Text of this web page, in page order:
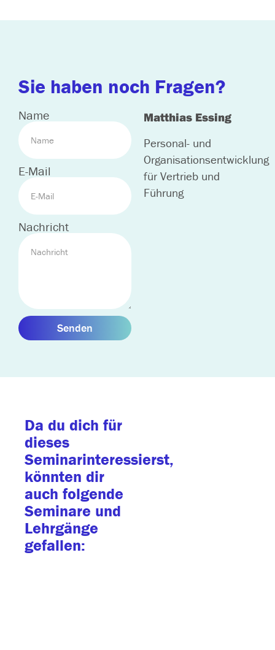
Sie haben noch Fragen?
Name
E-Mail
Nachricht
Senden
Matthias Essing
Personal- und
Organisationsentwicklung
für Vertrieb und
Führung
Da du dich für
dieses
Seminarinteressierst,
könnten dir
auch folgende
Seminare und
Lehrgänge
gefallen: